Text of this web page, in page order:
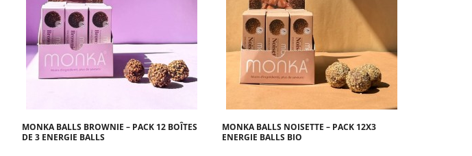
MONKA BALLS BROWNIE – PACK 12 BOÎTES
DE 3 ENERGIE BALLS
MONKA BALLS NOISETTE – PACK 12X3
ENERGIE BALLS BIO